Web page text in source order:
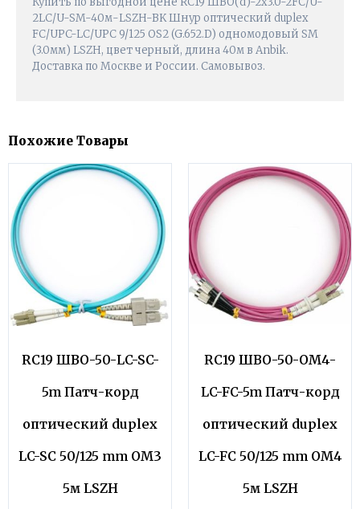
2LC/U-SM-40м-LSZH-BK Шнур оптический duplex
FC/UPC-LC/UPC 9/125 OS2 (G.652.D) одномодовый SM
(3.0мм) LSZH, цвет черный, длина 40м в Anbik.
Доставка по Москве и России. Самовывоз.
Похожие Товары
RC19 ШВО-50-LC-SC-
5m Патч-корд
оптический duplex
LC-SC 50/125 mm OM3
5м LSZH
RC19 ШВО-50-OM4-
LC-FC-5m Патч-корд
оптический duplex
LC-FC 50/125 mm OM4
5м LSZH